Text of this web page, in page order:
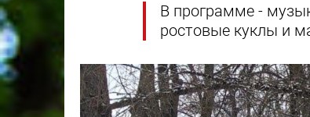
В программе -
ростовые куклы и